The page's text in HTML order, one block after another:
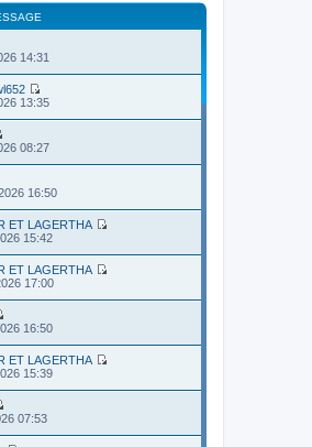
r
e
g
14:31
V
l
e
e
n
i
e
r
m
e
s
a
13:35
V
l
e
d
e
n
i
e
r
e
s
s
a
e
08:27
V
r
l
e
d
e
n
i
e
r
m
e
s
s
a
16:50
ET LAGERTHA
e
r
s
15:42
ET LAGERTHA
e
r
17:00
V
r
l
e
e
16:50
ET LAGERTHA
e
15:39
V 07:53